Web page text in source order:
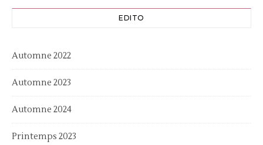
EDITO
Automne 2022
Automne 2023
Automne 2024
Printemps 2023